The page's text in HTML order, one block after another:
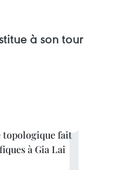
à son tour
topologique fait
à Gia Lai